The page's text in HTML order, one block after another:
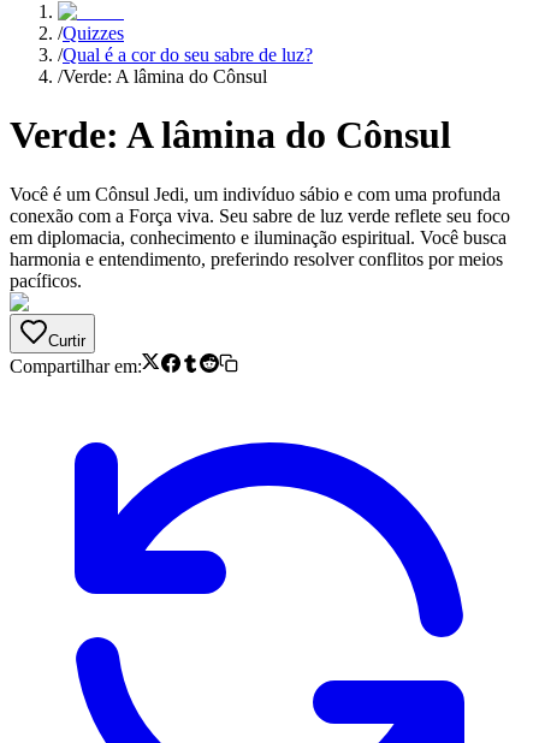
/Quizzes
/Qual é a cor do seu sabre de luz?
/Verde: A lâmina do Cônsul
Verde: A lâmina do Cônsul
Você é um Cônsul Jedi, um indivíduo sábio e com uma profunda
conexão com a Força viva. Seu sabre de luz verde reflete seu foco
em diplomacia, conhecimento e iluminação espiritual. Você busca
harmonia e entendimento, preferindo resolver conflitos por meios
pacíficos.
Curtir
Compartilhar em: